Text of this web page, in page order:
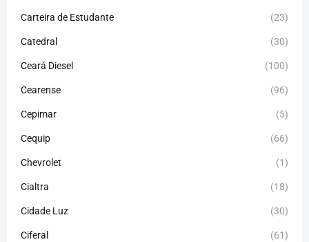
Carteira de Estudante (23)
Catedral (30)
Ceará Diesel (100)
Cearense (96)
Cepimar (5)
Cequip (66)
Chevrolet (1)
Cialtra (18)
Cidade Luz (30)
Ciferal (61)